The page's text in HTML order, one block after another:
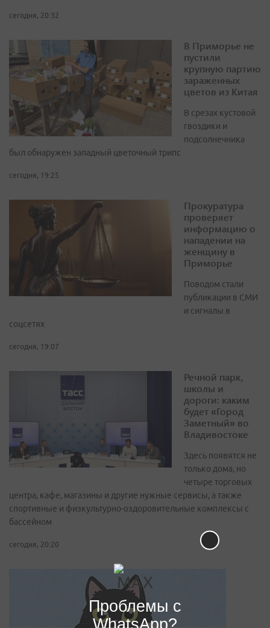
сегодня, 20:32
В Приморье не
пустили
крупную партию
зараженных
цветов из Китая
В срезах кустовой
гвоздики и
подсолнечника
был обнаружен западный цветочный трипс
сегодня, 19:25
Прокуратура
проверяет
информацию о
нападении на
женщину в
Приморье
Поводом стали
публикации в СМИ
и сигналы в
соцсетях
сегодня, 19:07
Речной парк,
школы и
дороги: каким
будет «Город
Заметный» во
Владивостоке
Здесь появятся не
только дома, но
четыре торговых
центра, кафе, магазины и другие нужные сервисы, а также
спортивные и физкультурно-оздоровительные комплексы с
бассейном
сегодня, 20:20
Проблемы с
WhatsApp?